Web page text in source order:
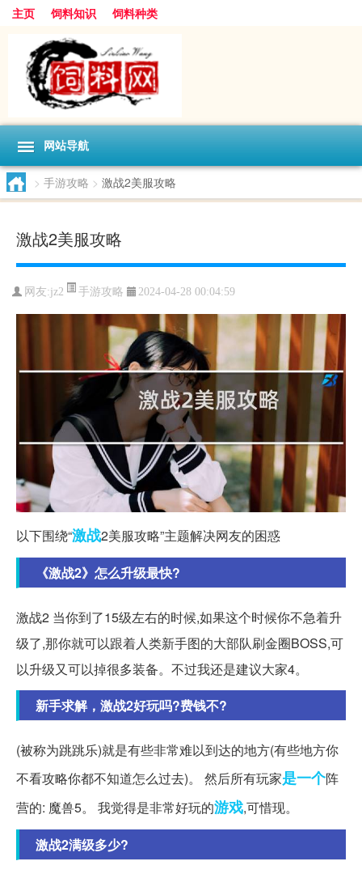
主页 饲料知识 饲料种类
网站导航
> 手游攻略 > 激战2美服攻略
激战2美服攻略
网友:jz2 手游攻略 2024-04-28 00:04:59
以下围绕“激战2美服攻略”主题解决网友的困惑
《激战2》怎么升级最快?
激战2 当你到了15级左右的时候,如果这个时候你不急着升
级了,那你就可以跟着人类新手图的大部队刷金圈BOSS,可
以升级又可以掉很多装备。不过我还是建议大家4。
新手求解，激战2好玩吗?费钱不?
(被称为跳跳乐)就是有些非常难以到达的地方(有些地方你
不看攻略你都不知道怎么过去)。 然后所有玩家是一个阵
营的: 魔兽5。 我觉得是非常好玩的游戏,可惜现。
激战2满级多少?